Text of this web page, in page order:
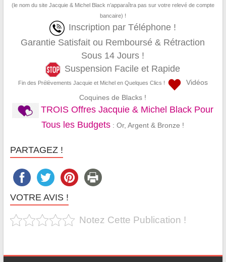
(le nom du site Jacquie & Michel Black n’apparaîtra pas sur votre relevé de compte
bancaire) !
Inscription par Téléphone !
Garantie Satisfait ou Remboursé & Rétraction
Sous 14 Jours !
Suspension Facile et Rapide
Fin des Prélèvements Jacquie et Michel en Quelques Clics !
Vidéos
Coquines de Blacks !
TROIS Offres Jacquie & Michel Black Pour
Tous les Budgets : Or, Argent & Bronze !
PARTAGEZ !
VOTRE AVIS !
Notez Cette Publication !